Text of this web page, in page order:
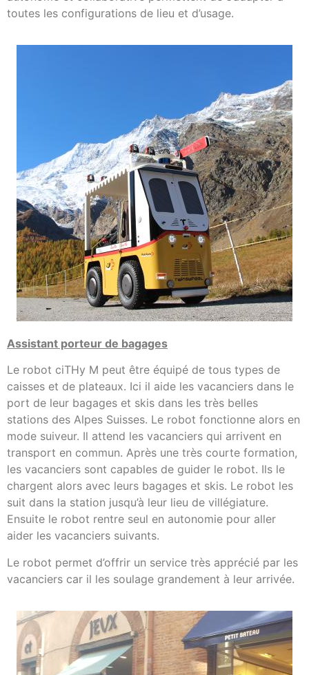
toutes les configurations de lieu et d’usage.
Assistant porteur de bagages
Le robot ciTHy M peut être équipé de tous types de
caisses et de plateaux. Ici il aide les vacanciers dans le
port de leur bagages et skis dans les très belles
stations des Alpes Suisses. Le robot fonctionne alors en
mode suiveur. Il attend les vacanciers qui arrivent en
transport en commun. Après une très courte formation,
les vacanciers sont capables de guider le robot. Ils le
chargent alors avec leurs bagages et skis. Le robot les
suit dans la station jusqu’à leur lieu de villégiature.
Ensuite le robot rentre seul en autonomie pour aller
aider les vacanciers suivants.
Le robot permet d’offrir un service très apprécié par les
vacanciers car il les soulage grandement à leur arrivée.